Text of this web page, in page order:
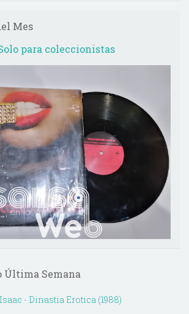
Mes
para coleccionistas
Última Semana
- Dinastia Erotica (1988)